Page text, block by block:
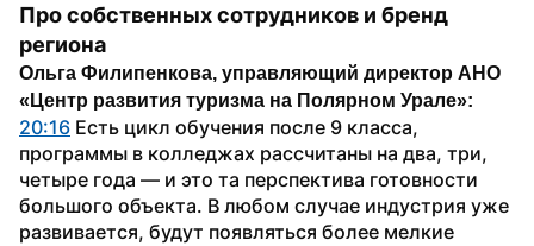
Про собственных сотрудников и бренд
региона
Ольга Филипенкова, управляющий директор АНО
«Центр развития туризма на Полярном Урале»:
20:16 Есть цикл обучения после 9 класса,
программы в колледжах рассчитаны на два, три,
четыре года — и это та перспектива готовности
большого объекта. В любом случае индустрия уже
развивается, будут появляться более мелкие